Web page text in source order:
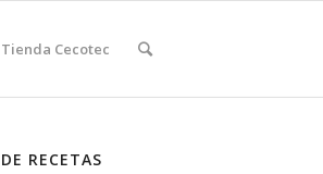
Tienda Cecotec
RECETAS